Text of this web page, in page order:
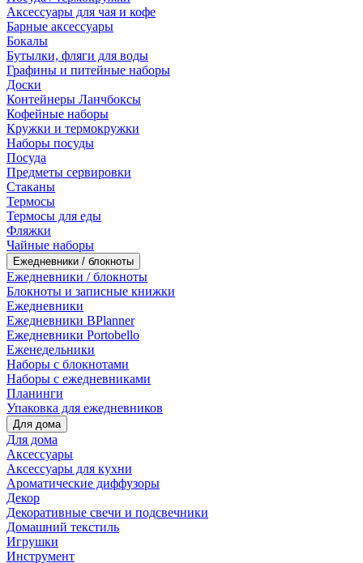
Аксессуары для чая и кофе
Барные аксессуары
Бокалы
Бутылки, фляги для воды
Графины и питейные наборы
Доски
Контейнеры Ланчбоксы
Кофейные наборы
Кружки и термокружки
Наборы посуды
Посуда
Предметы сервировки
Стаканы
Термосы
Термосы для еды
Фляжки
Чайные наборы
Ежедневники / блокноты
Ежедневники / блокноты
Блокноты и записные книжки
Ежедневники
Ежедневники BPlanner
Ежедневники Portobello
Еженедельники
Наборы с блокнотами
Наборы с ежедневниками
Планинги
Упаковка для ежедневников
Для дома
Для дома
Аксессуары
Аксессуары для кухни
Ароматические диффузоры
Декор
Декоративные свечи и подсвечники
Домашний текстиль
Игрушки
Инструмент